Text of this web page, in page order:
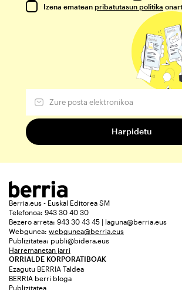
Izena ematean pribatutasun politika
Berria.eus - Euskal Editorea SM
Telefonoa: 943 30 40 30
Bezero arreta: 943 30 43 45 | laguna@berria.eus
Webgunea: webgunea@berria.eus
Publizitatea: publi@bidera.eus
Harremanetan jarri
ORRIALDE KORPORATIBOAK
Ezagutu BERRIA Taldea
BERRIA berri bloga
Publizitatea